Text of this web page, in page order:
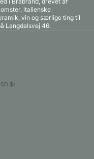
italienske
vin og særlige ting til
Langdalsvej 46.
$)